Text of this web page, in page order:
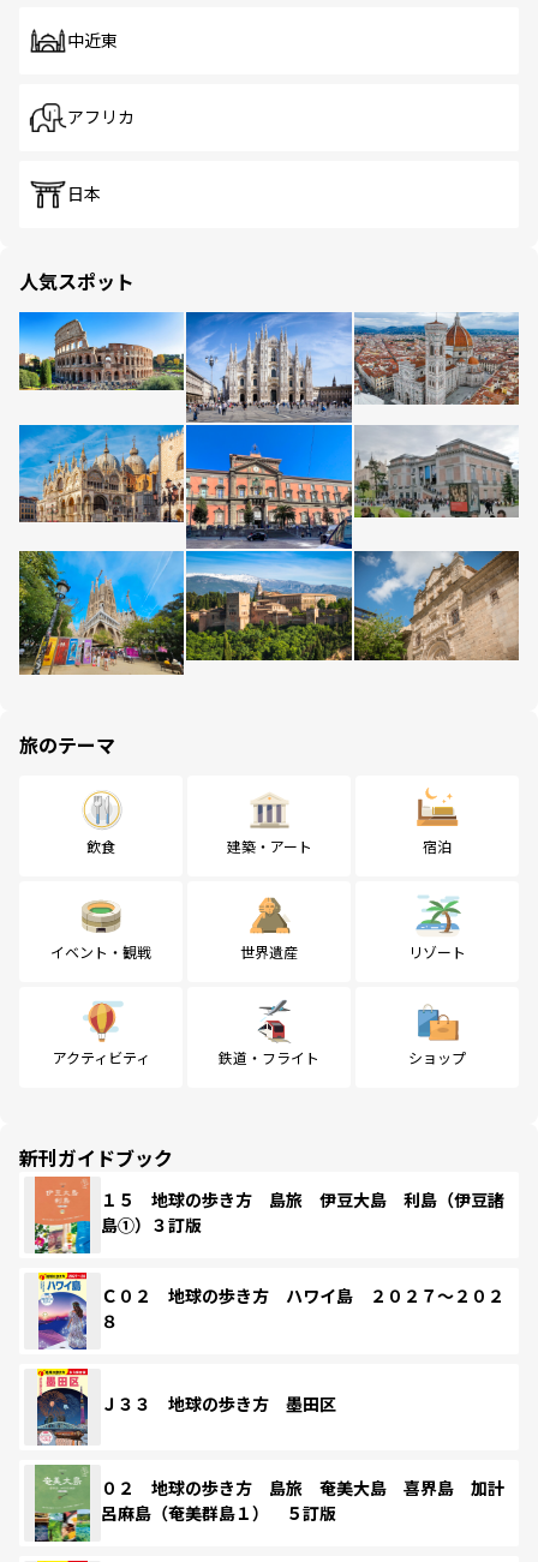
中近東
アフリカ
日本
人気スポット
旅のテーマ
飲食 建築・アート 宿泊
イベント・観戦 世界遺産 リゾート
アクティビティ 鉄道・フライト ショップ
新刊ガイドブック
１５ 地球の歩き方 島旅 伊豆大島 利島（伊豆諸
島①）３訂版
Ｃ０２ 地球の歩き方 ハワイ島 ２０２７～２０２
８
Ｊ３３ 地球の歩き方 墨田区
０２ 地球の歩き方 島旅 奄美大島 喜界島 加計
呂麻島（奄美群島１） ５訂版